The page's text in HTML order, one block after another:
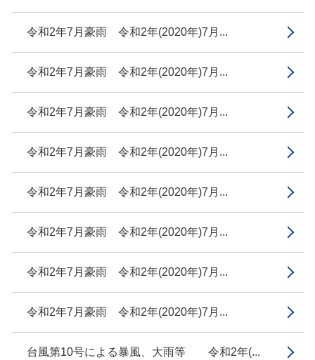
令和2年7月豪雨 令和2年(2020年)7月...
令和2年7月豪雨 令和2年(2020年)7月...
令和2年7月豪雨 令和2年(2020年)7月...
令和2年7月豪雨 令和2年(2020年)7月...
令和2年7月豪雨 令和2年(2020年)7月...
令和2年7月豪雨 令和2年(2020年)7月...
令和2年7月豪雨 令和2年(2020年)7月...
令和2年7月豪雨 令和2年(2020年)7月...
台風第10号による暴風、大雨等 令和2年(...